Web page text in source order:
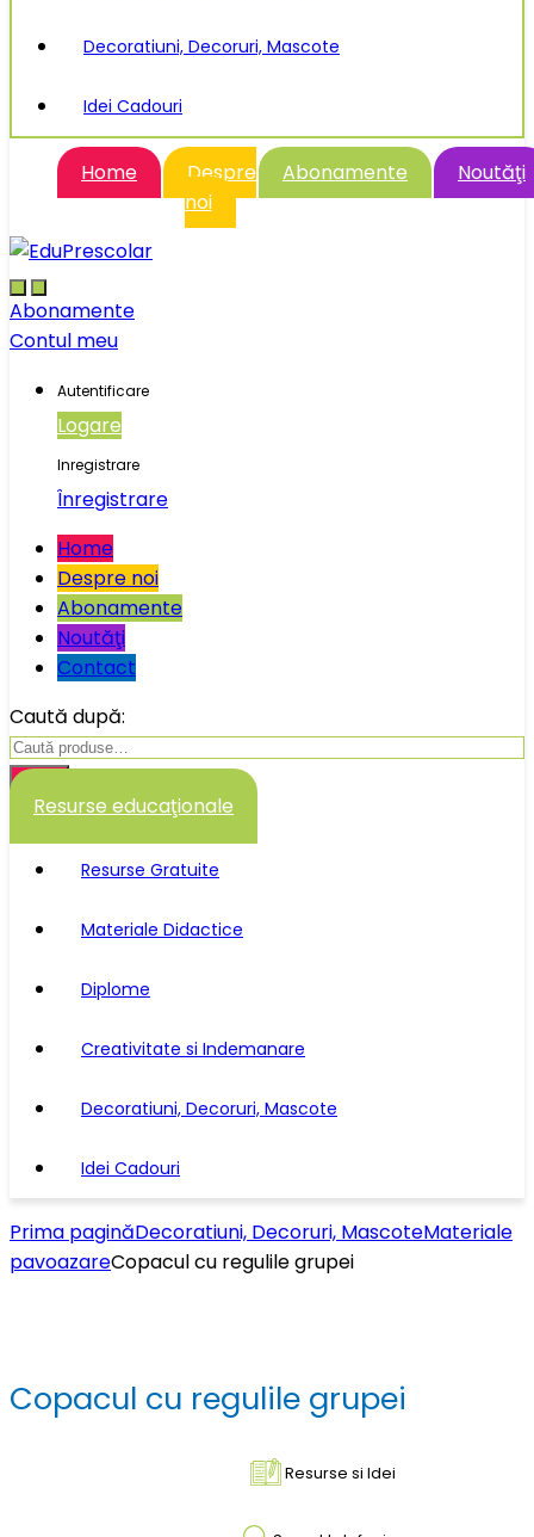
Decoratiuni, Decoruri, Mascote
Idei Cadouri
Home
Despre
noi
Abonamente Noutăţi
Abonamente
Contul meu
Autentificare
Logare
Inregistrare
Înregistrare
Home
Despre noi
Abonamente
Noutăţi
Contact
Caută după:
Caută
Resurse educaţionale
Resurse Gratuite
Materiale Didactice
Diplome
Creativitate si Indemanare
Decoratiuni, Decoruri, Mascote
Idei Cadouri
Prima paginăDecoratiuni, Decoruri, MascoteMateriale
pavoazareCopacul cu regulile grupei
Copacul cu regulile grupei
Resurse si Idei